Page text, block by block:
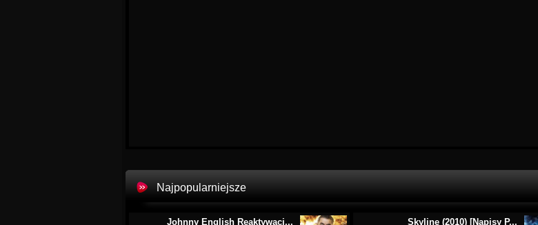
Najpopularniejsze
Johnny English Reaktywacj... Skyline (2010) [Napisy P...